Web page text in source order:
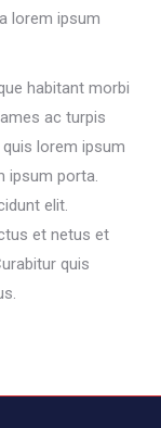
lorem ipsum
habitant morbi
ac turpis
lorem ipsum
ipsum porta.
elit.
et netus et
quis